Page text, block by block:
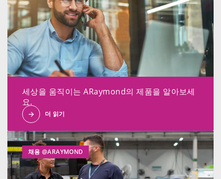
세상을 움직이는 ARaymond의 제품을 알아보세
요.
더 읽기
채용 @ARAYMOND